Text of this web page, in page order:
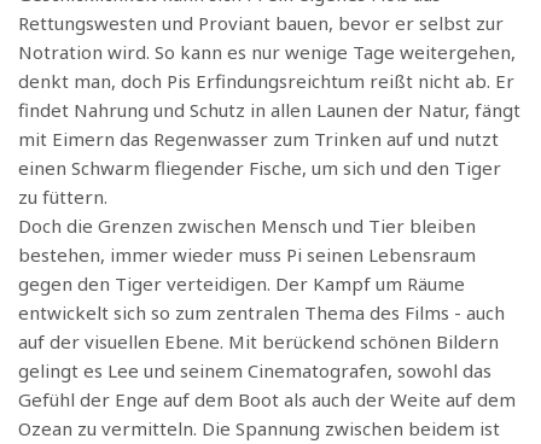
Rettungswesten und Proviant bauen, bevor er selbst zur
Notration wird. So kann es nur wenige Tage weitergehen,
denkt man, doch Pis Erfindungsreichtum reißt nicht ab. Er
findet Nahrung und Schutz in allen Launen der Natur, fängt
mit Eimern das Regenwasser zum Trinken auf und nutzt
einen Schwarm fliegender Fische, um sich und den Tiger
zu füttern.
Doch die Grenzen zwischen Mensch und Tier bleiben
bestehen, immer wieder muss Pi seinen Lebensraum
gegen den Tiger verteidigen. Der Kampf um Räume
entwickelt sich so zum zentralen Thema des Films - auch
auf der visuellen Ebene. Mit berückend schönen Bildern
gelingt es Lee und seinem Cinematografen, sowohl das
Gefühl der Enge auf dem Boot als auch der Weite auf dem
Ozean zu vermitteln. Die Spannung zwischen beidem ist